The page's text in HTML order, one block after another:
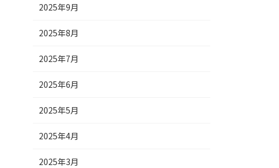
2025年9月
2025年8月
2025年7月
2025年6月
2025年5月
2025年4月
2025年3月